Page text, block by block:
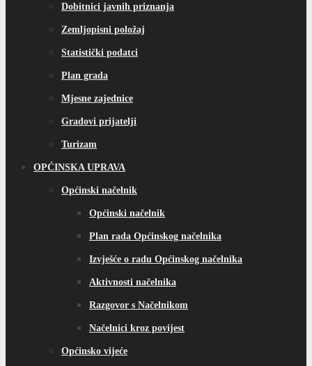
Dobitnici javnih priznanja
Zemljopisni položaj
Statistički podatci
Plan grada
Mjesne zajednice
Gradovi prijatelji
Turizam
OPĆINSKA UPRAVA
Općinski načelnik
Općinski načelnik
Plan rada Općinskog načelnika
Izvješće o radu Općinskog načelnika
Aktivnosti načelnika
Razgovor s Načelnikom
Načelnici kroz povijest
Općinsko vijeće